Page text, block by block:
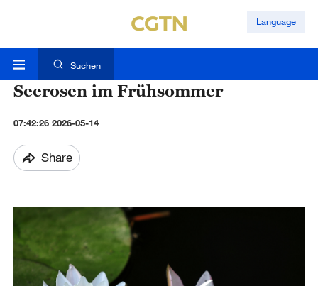
Language
Suchen
Seerosen im Frühsommer
07:42:26 2026-05-14
Share